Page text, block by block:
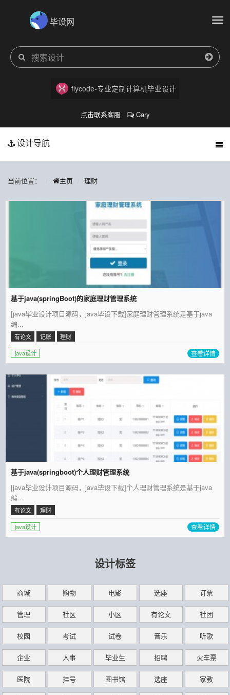
切
航
毕设网
flycode-专业定制计算机毕业设计
点击联系客服 Cary
设计导航
当前位置： 主页 理财
基于java(springBoot)的家庭理财管理系统
[java毕业设计项目源码，java毕设下载]家庭理财管理系统是基于java
编...
有论文 记账 理财
java设计 查看详情
基于java(springboot)个人理财管理系统
[java毕业设计项目源码，java毕设下载]个人理财管理系统是基于java
编...
有论文 理财
java设计 查看详情
设计标签
商城 购物 电影 选座 订票
管理 社区 小区 有论文 社团
校园 考试 试卷 音乐 听歌
企业 人事 毕业生 招聘 火车票
医院 挂号 图书馆 选座 家教